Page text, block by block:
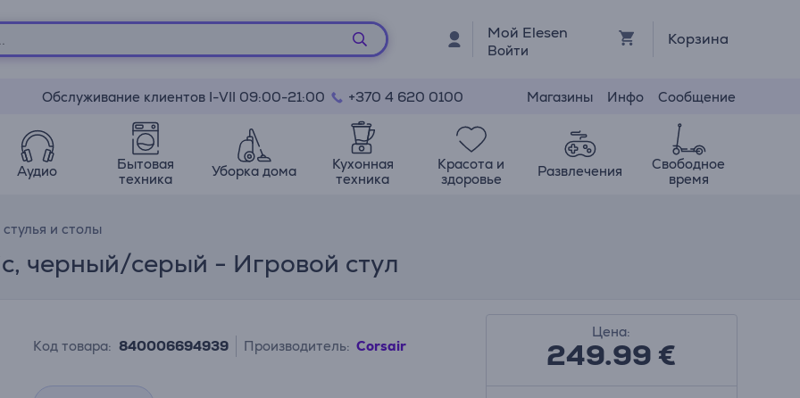
Мой Elesen
Войти
Корзина
Обслуживание клиентов I-VII 09:00-21:00 +370 4 620 0100 Магазины Инфо Сообщение
Аудио
Бытовая
техника
Уборка дома
Кухонная
техника
Красота и
здоровье
Развлечения
Свободное
время
и столы
черный/серый - Игровой стул
Код товара: 840006694939 Производитель: Corsair
Цена:
249.99€